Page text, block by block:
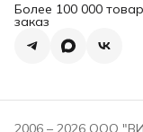
Более 100 000
заказ
2006 – 2026 ООО